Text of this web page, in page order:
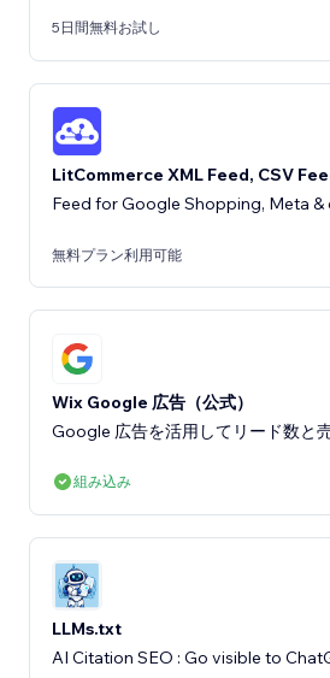
5日間無料お試し
LitCommerce XML Feed, CSV
Feed for Google Shopping, Meta
無料プラン利用可能
Wix Google 広告（公式）
Google 広告を活用してリード数と
組み込み
LLMs.txt
AI Citation SEO : Go visible to